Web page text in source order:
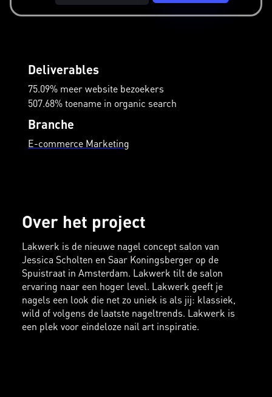
Deliverables
75.09% meer website bezoekers
507.68% toename in organic search
Branche
E-commerce Marketing
Over het project
Lakwerk is de nieuwe nagel concept salon van
Jessica Scholten en Saar Koningsberger op de
Spuistraat in Amsterdam. Lakwerk tilt de salon
ervaring naar een hoger level. Lakwerk geeft je
nagels een look die net zo uniek is als jij: klassiek,
wild of volgens de laatste nageltrends. Lakwerk is
een plek voor eindeloze nail art inspiratie.